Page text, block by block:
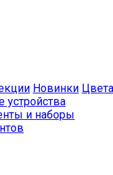
Новинки Цвета
и наборы